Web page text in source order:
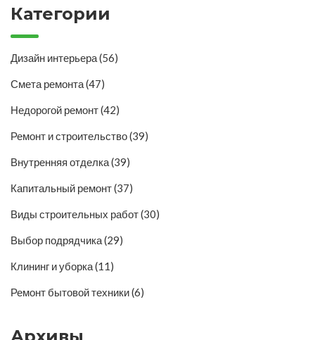
Категории
Дизайн интерьера(56)
Смета ремонта(47)
Недорогой ремонт(42)
Ремонт и строительство(39)
Внутренняя отделка(39)
Капитальный ремонт(37)
Виды строительных работ(30)
Выбор подрядчика(29)
Клининг и уборка(11)
Ремонт бытовой техники(6)
Архивы